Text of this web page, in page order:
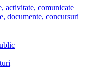
activitate, comunicate
documente, concursuri